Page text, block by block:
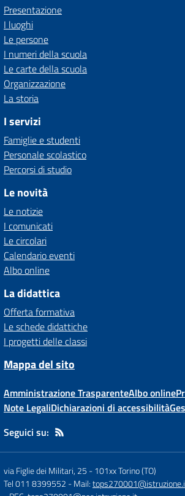
Presentazione
I luoghi
Le persone
I numeri della scuola
Le carte della scuola
Organizzazione
La storia
I servizi
Famiglie e studenti
Personale scolastico
Percorsi di studio
Le novità
Le notizie
I comunicati
Le circolari
Calendario eventi
Albo online
La didattica
Offerta formativa
Le schede didattiche
I progetti delle classi
Mappa del sito
Amministrazione TrasparenteAlbo online
Note LegaliDichiarazioni di accessibilità
Seguici su:
via Figlie dei Militari, 25 -101xx Torino (TO)
Tel 011 8399552 - Mail: